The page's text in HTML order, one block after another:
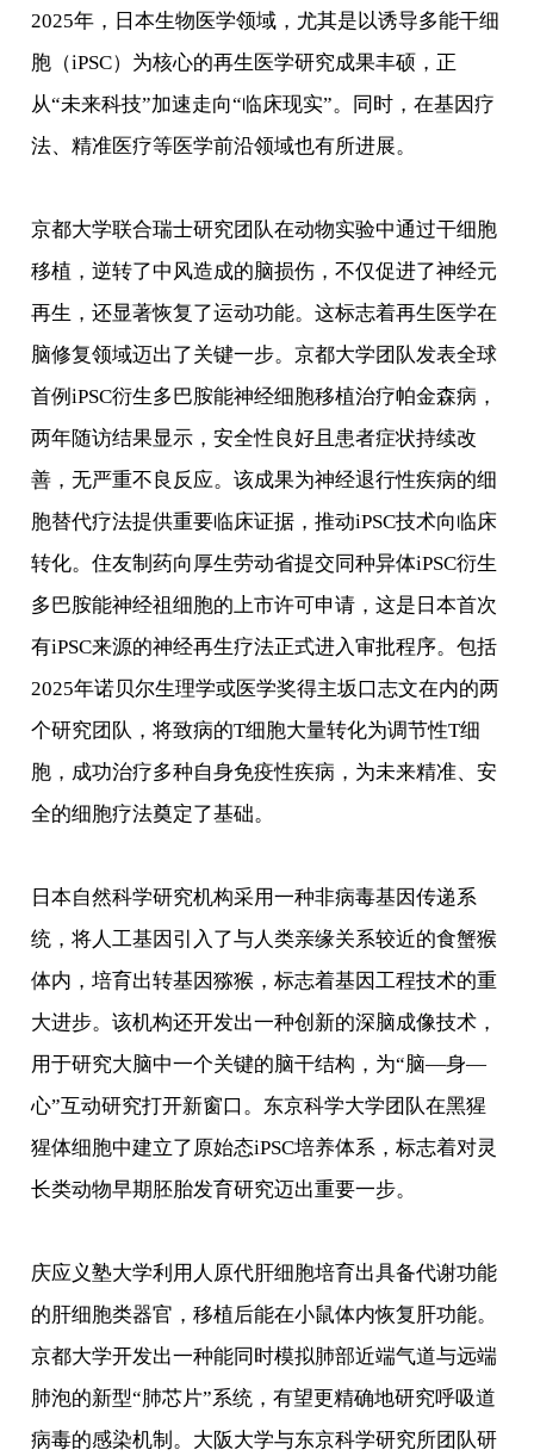
2025年，日本生物医学领域，尤其是以诱导多能干细
胞（iPSC）为核心的再生医学研究成果丰硕，正
从“未来科技”加速走向“临床现实”。同时，在基因疗
法、精准医疗等医学前沿领域也有所进展。
京都大学联合瑞士研究团队在动物实验中通过干细胞
移植，逆转了中风造成的脑损伤，不仅促进了神经元
再生，还显著恢复了运动功能。这标志着再生医学在
脑修复领域迈出了关键一步。京都大学团队发表全球
首例iPSC衍生多巴胺能神经细胞移植治疗帕金森病，
两年随访结果显示，安全性良好且患者症状持续改
善，无严重不良反应。该成果为神经退行性疾病的细
胞替代疗法提供重要临床证据，推动iPSC技术向临床
转化。住友制药向厚生劳动省提交同种异体iPSC衍生
多巴胺能神经祖细胞的上市许可申请，这是日本首次
有iPSC来源的神经再生疗法正式进入审批程序。包括
2025年诺贝尔生理学或医学奖得主坂口志文在内的两
个研究团队，将致病的T细胞大量转化为调节性T细
胞，成功治疗多种自身免疫性疾病，为未来精准、安
全的细胞疗法奠定了基础。
日本自然科学研究机构采用一种非病毒基因传递系
统，将人工基因引入了与人类亲缘关系较近的食蟹猴
体内，培育出转基因猕猴，标志着基因工程技术的重
大进步。该机构还开发出一种创新的深脑成像技术，
用于研究大脑中一个关键的脑干结构，为“脑—身—
心”互动研究打开新窗口。东京科学大学团队在黑猩
猩体细胞中建立了原始态iPSC培养体系，标志着对灵
长类动物早期胚胎发育研究迈出重要一步。
庆应义塾大学利用人原代肝细胞培育出具备代谢功能
的肝细胞类器官，移植后能在小鼠体内恢复肝功能。
京都大学开发出一种能同时模拟肺部近端气道与远端
肺泡的新型“肺芯片”系统，有望更精确地研究呼吸道
病毒的感染机制。大阪大学与东京科学研究所团队研